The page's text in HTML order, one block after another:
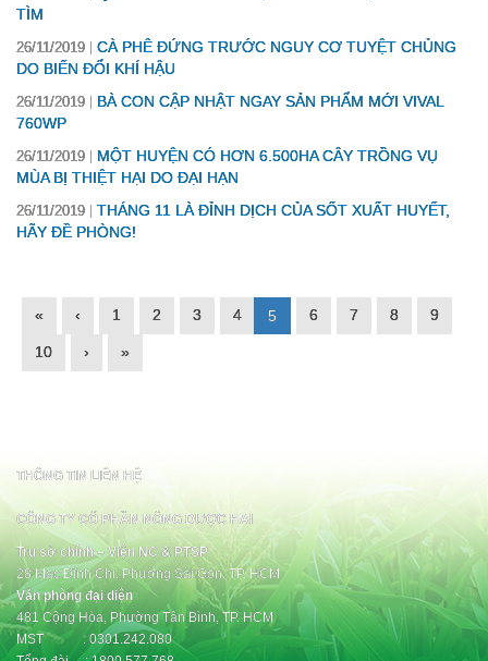
TÌM
26/11/2019
CÀ PHÊ ĐỨNG TRƯỚC NGUY CƠ TUYỆT CHỦNG
DO BIẾN ĐỔI KHÍ HẬU
26/11/2019
BÀ CON CẬP NHẬT NGAY SẢN PHẨM MỚI VIVAL
760WP
26/11/2019
MỘT HUYỆN CÓ HƠN 6.500HA CÂY TRỒNG VỤ
MÙA BỊ THIỆT HẠI DO ĐẠI HẠN
26/11/2019
THÁNG 11 LÀ ĐỈNH DỊCH CỦA SỐT XUẤT HUYẾT,
HÃY ĐỀ PHÒNG!
« ‹ 1 2 3 4 5 6 7 8 9
10 › »
THÔNG TIN LIÊN HỆ
CÔNG TY CỔ PHẦN NÔNG DƯỢC HAI
Trụ sở chính – Viện NC & PTSP
28 Mạc Đĩnh Chi, Phường Sài Gòn, TP. HCM
Văn phòng đại diện
481 Cộng Hòa, Phường Tân Bình, TP. HCM
MST : 0301.242.080